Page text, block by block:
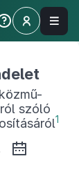
szóló
1